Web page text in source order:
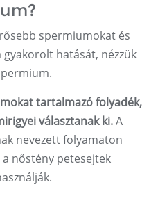
spermiumokat és
​​hatását, nézzük
tartalmazó folyadék,
választanak ki.A
nevezett folyamaton
nőstény petesejtek